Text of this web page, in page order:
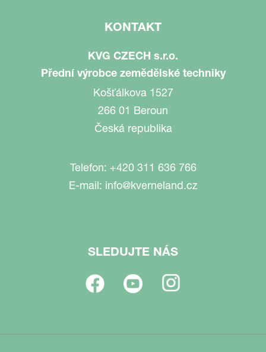
KONTAKT
KVG CZECH s.r.o.
Přední výrobce zemědělské techniky
Košťálkova 1527
266 01 Beroun
Česká republika
Telefon: +420 311 636 766
E-mail: info@kverneland.cz
SLEDUJTE NÁS